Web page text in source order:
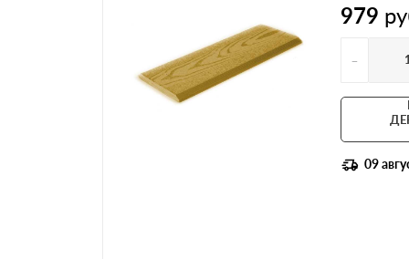
Половая (Шпунтованная) доска
Термообработанная древесина
Террасная доска
979
-
09